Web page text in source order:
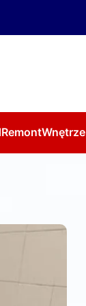
RemontWnętrze